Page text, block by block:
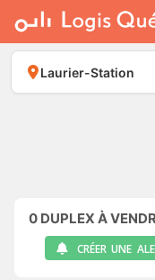
À LOUER
À VENDRE
PLACER UNE
Laurier-Station
0 DUPLEX À
CRÉER UNE